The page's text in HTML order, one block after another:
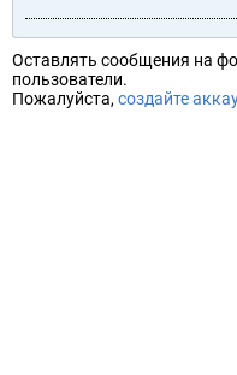
Оставлять сообщения на
пользователи.
Пожалуйста, создайте